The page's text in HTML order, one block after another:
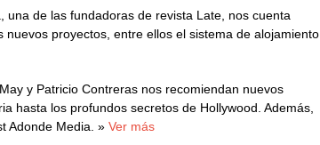
una de las fundadoras de revista Late, nos cuenta
proyectos, entre ellos el sistema de alojamiento
y Patricio Contreras nos recomiendan nuevos
hasta los profundos secretos de Hollywood. Además,
Adonde Media. »Ver más